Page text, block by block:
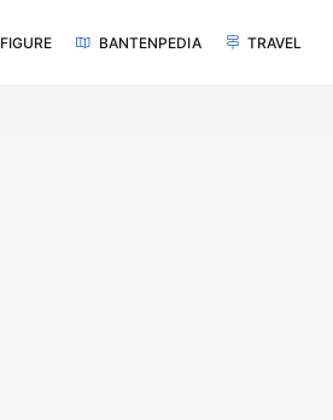
FIGURE BANTENPEDIA TRAVEL